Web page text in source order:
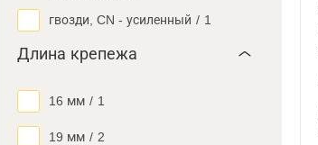
гвозди, CN - усиленный / 1
Длина крепежа
16 мм / 1
19 мм / 2